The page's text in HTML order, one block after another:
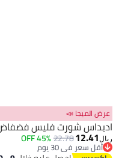
عرض الميجا 📣
اديداس شورت فليس
ريال12.41
22.78
45% OFF
أقل سعر في 30 يوم